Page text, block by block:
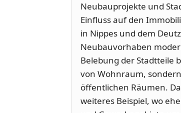
Neubauprojekte und
Einfluss auf den
in Nippes und dem
Neubauvorhaben
Belebung der Stadtteile
von Wohnraum,
öffentlichen Räumen.
weiteres Beispiel, wo